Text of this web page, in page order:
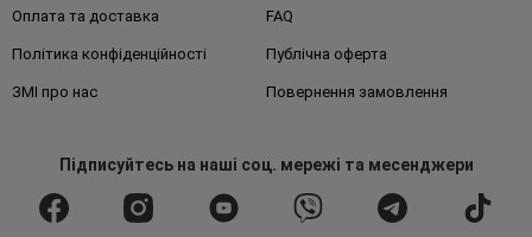
Оплата та доставка FAQ
Політика конфіденційності Публічна оферта
ЗМІ про нас Повернення замовлення
Підписуйтесьна наші соц. мережі та месенджери